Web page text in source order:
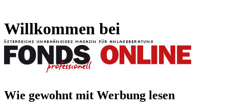
Willkommen bei
Wie gewohnt mit Werbung lesen